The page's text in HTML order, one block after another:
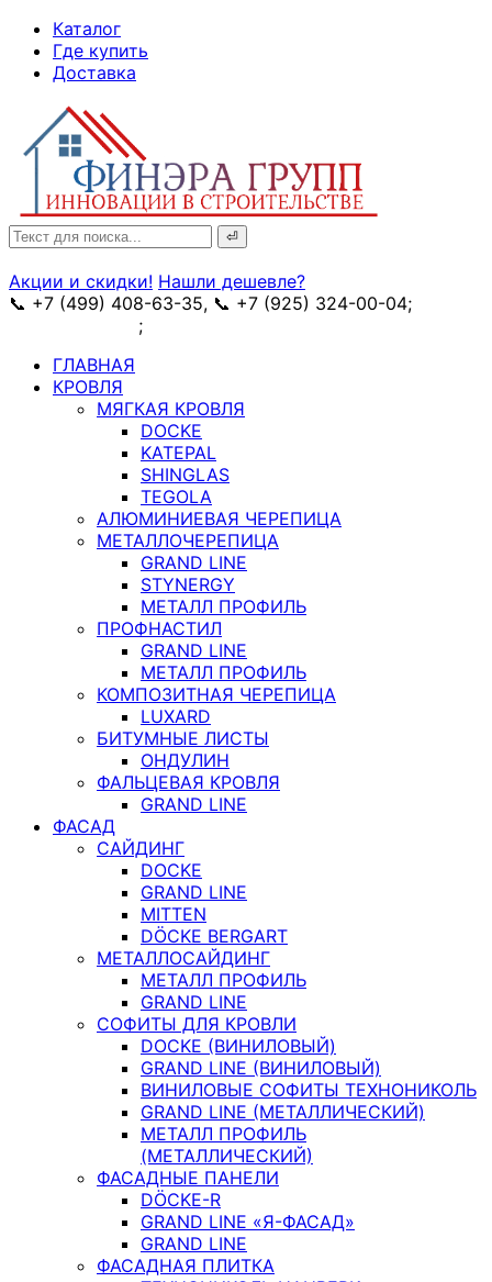
Skip
Content
Каталог
Где купить
Доставка
Search
for:
Акции и скидки! Нашли дешевле?
📞 +7 (499) 408-63-35, 📞 +7 (925) 324-00-04;
;
ГЛАВНАЯ
КРОВЛЯ
МЯГКАЯ КРОВЛЯ
DOCKE
KATEPAL
SHINGLAS
TEGOLA
АЛЮМИНИЕВАЯ ЧЕРЕПИЦА
МЕТАЛЛОЧЕРЕПИЦА
GRAND LINE
STYNERGY
МЕТАЛЛ ПРОФИЛЬ
ПРОФНАСТИЛ
GRAND LINE
МЕТАЛЛ ПРОФИЛЬ
КОМПОЗИТНАЯ ЧЕРЕПИЦА
LUXARD
БИТУМНЫЕ ЛИСТЫ
ОНДУЛИН
ФАЛЬЦЕВАЯ КРОВЛЯ
GRAND LINE
ФАСАД
САЙДИНГ
DOCKE
GRAND LINE
MITTEN
DÖCKE BERGART
МЕТАЛЛОСАЙДИНГ
МЕТАЛЛ ПРОФИЛЬ
GRAND LINE
СОФИТЫ ДЛЯ КРОВЛИ
DOCKE (ВИНИЛОВЫЙ)
GRAND LINE (ВИНИЛОВЫЙ)
ВИНИЛОВЫЕ СОФИТЫ ТЕХНОНИКОЛЬ
GRAND LINE (МЕТАЛЛИЧЕСКИЙ)
МЕТАЛЛ ПРОФИЛЬ
(МЕТАЛЛИЧЕСКИЙ)
ФАСАДНЫЕ ПАНЕЛИ
DÖCKE-R
GRAND LINE «Я-ФАСАД»
GRAND LINE
ФАСАДНАЯ ПЛИТКА